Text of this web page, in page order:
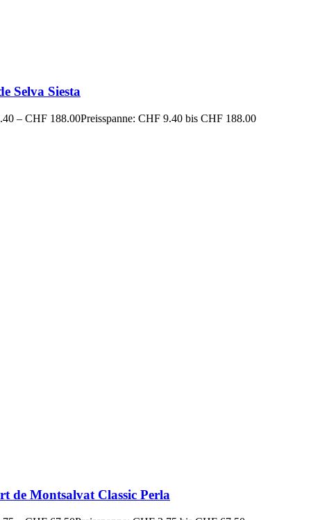
Selva Siesta
– CHF 188.00Preisspanne: CHF 9.40 bis CHF 188.00
de Montsalvat Classic Perla